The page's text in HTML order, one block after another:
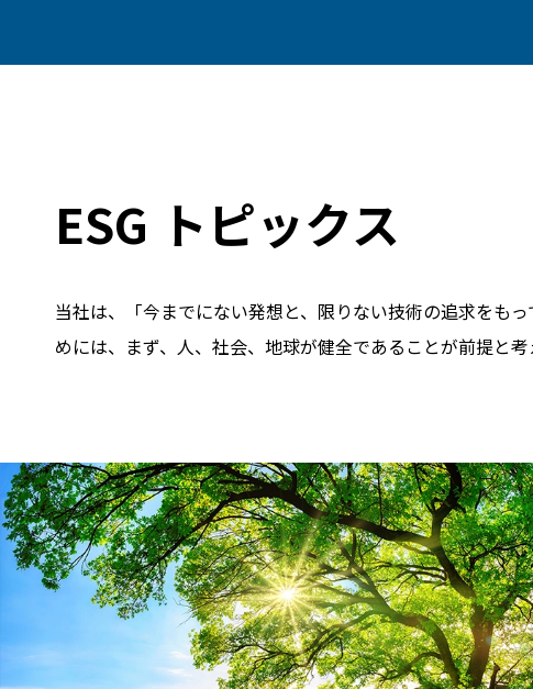
ESG トピックス
当社は、「今までにない発想と、限りない技術の追求をも
めには、まず、人、社会、地球が健全であることが前提と